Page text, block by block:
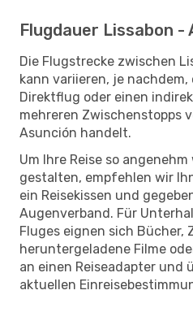
Flugdauer Lissabon -
Die Flugstrecke zwischen
kann variieren, je nachdem,
Direktflug oder einen
mehreren Zwischenstopps
Asunción handelt.
Um Ihre Reise so
gestalten, empfehlen wir
ein Reisekissen und
Augenverband. Für
Fluges eignen sich Bücher,
heruntergeladene Filme
an einen Reiseadapter und
aktuellen